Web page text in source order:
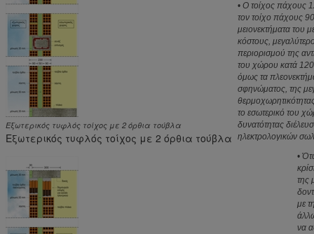
Εξωτερικός τυφλός τοίχος με 2 όρθια τούβλα
Εξωτερικός τυφλός τοίχος με 2 όρθια τούβλα
• Ο τοίχος πάχους
τον τοίχο πάχους
μειονεκτήματα του
κόστους,
περιορισμού της
του χώρου κατά
όμως τα
σφηνώματος, της
το εσωτερικό του
δυνατότητας
ηλεκτρολογικών
•
της
με
να